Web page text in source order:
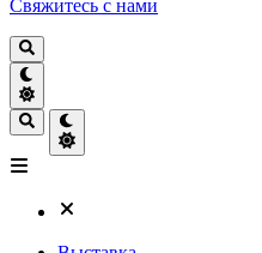
Свяжитесь с нами